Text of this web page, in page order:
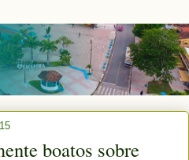
boatos sobre